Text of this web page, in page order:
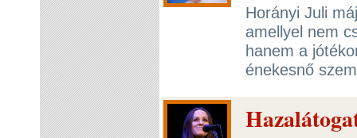
Horányi Juli
amellyel nem
hanem a
énekesnő